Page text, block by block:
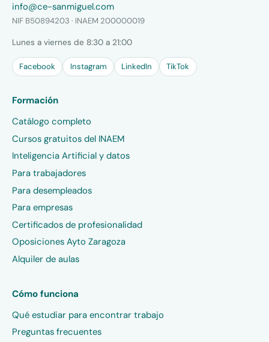
info@ce-sanmiguel.com
NIF B50894203 · INAEM 200000019
Lunes a viernes de 8:30 a 21:00
Facebook Instagram LinkedIn TikTok
Formación
Catálogo completo
Cursos gratuitos del INAEM
Inteligencia Artificial y datos
Para trabajadores
Para desempleados
Para empresas
Certificados de profesionalidad
Oposiciones Ayto Zaragoza
Alquiler de aulas
Cómo funciona
Qué estudiar para encontrar trabajo
Preguntas frecuentes